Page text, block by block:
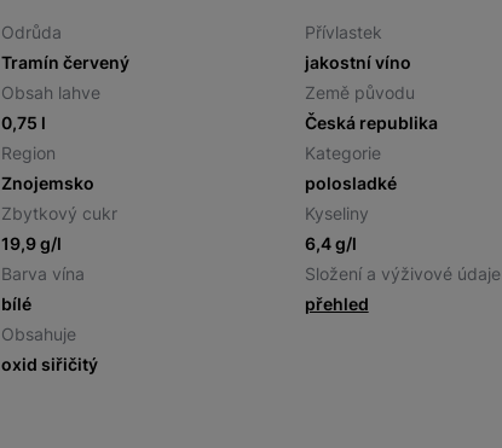
Odrůda
Tramín červený
Přívlastek
jakostní víno
Obsah lahve
0,75 l
Země původu
Česká republika
Region
Znojemsko
Kategorie
polosladké
Zbytkový cukr
19,9 g/l
Kyseliny
6,4 g/l
Barva vína
bílé
Složení a výživové údaje
přehled
Obsahuje
oxid siřičitý